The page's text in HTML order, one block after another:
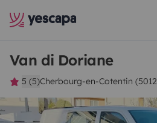
Van di Doriane
5 (5)Cherbourg-en-Cotentin